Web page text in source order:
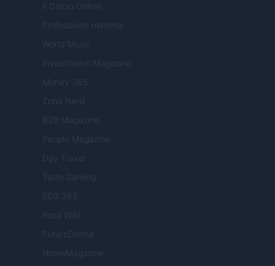
Il Calcio Online
Professione mamma
World Music
Investimenti Magazine
Money 365
Zona Nerd
B2B Magazine
People Magazine
Day Travel
Tutto Gaming
ESG 365
Food Wiki
FuturoDonna
HomeMagazine